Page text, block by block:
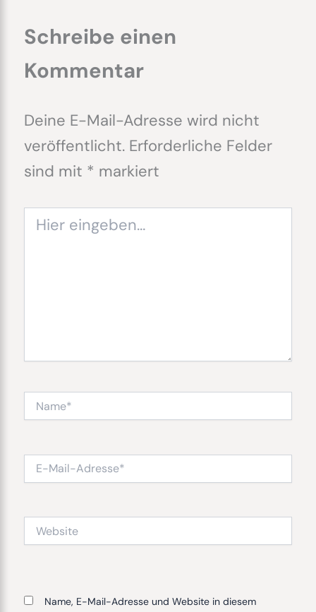
Schreibe einen
Kommentar
Deine E-Mail-Adresse wird nicht
veröffentlicht. Erforderliche Felder
sind mit * markiert
eingeben…
Mail-
Name, E-Mail-Adresse und Website in diesem